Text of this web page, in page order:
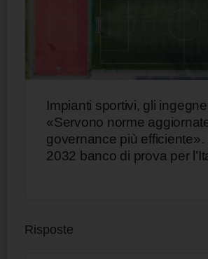
Impianti sportivi, gli
«Servono norme
governance più efficiente».
2032 banco di prova per
Risposte